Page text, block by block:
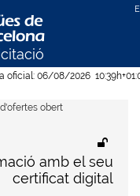
oficial: 06/08/2026 10:39h
amb el seu
certificat digital
obert